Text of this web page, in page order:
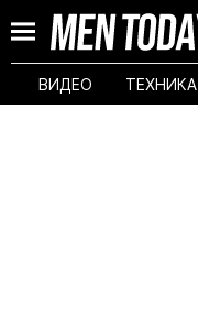
ВИДЕО ТЕХНИКА